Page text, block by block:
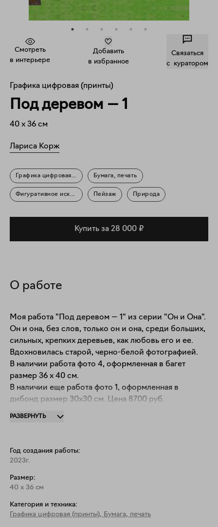
Смотреть
в интерьере
Добавить
в избранное
Связаться
c куратором
Графика цифровая (принты)
Под деревом — 1
40 x 36 см
Лариса Корж
Графика цифровая (принты)Бумага, печать
Фигуративное искусство Пейзаж Природа
Купить за 28 000 ₽
О работе
Моя работа "Под деревом — 1" из серии "Он и Она".
Он и она, без слов, только он и она, среди больших,
сильных, крепких деревьев, как любовь его и ее.
Вдохновилась старой, черно-белой фотографией.
В наличии работа фото 4, оформленная в багет
размер 36 х 40 см.
В наличии еще работа фото 1, оформленная в
дибонд размер 30х30 см. Цена 8700 руб.
(алюминиевый композитный лист, фотобумага
Fujicolor PEARL, акриловое стекло). Возможны
РАЗВЕРНУТЬ
Год создания работы:
2023г.
Размер:
40 x 36 см
Категория и техника:
Графика цифровая (принты), Бумага, печать